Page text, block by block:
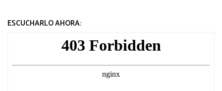
ESCUCHARLO AHORA: